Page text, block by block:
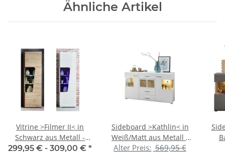
Ähnliche Artikel
Vitrine >Filmer II< in
Schwarz aus Metall -
62x205x37cm (BxHxT)
299,95 € - 309,00 € *
Sideboard >Kathlin< in
Weiß/Matt aus Metall -
170x94x42cm (BxHxT)
Alter Preis: 569,95 €